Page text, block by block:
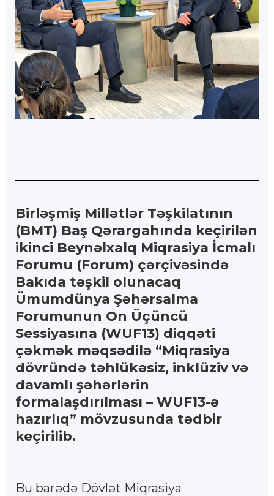
Birləşmiş Millətlər Təşkilatının
(BMT) Baş Qərargahında keçirilən
ikinci Beynəlxalq Miqrasiya İcmalı
Forumu (Forum) çərçivəsində
Bakıda təşkil olunacaq
Ümumdünya Şəhərsalma
Forumunun On Üçüncü
Sessiyasına (WUF13) diqqəti
çəkmək məqsədilə “Miqrasiya
dövründə təhlükəsiz, inklüziv və
davamlı şəhərlərin
formalaşdırılması – WUF13-ə
hazırlıq” mövzusunda tədbir
keçirilib.
Bu barədə Dövlət Miqrasiya